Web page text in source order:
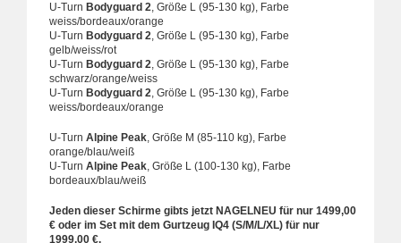
U-Turn Bodyguard 2 , Größe L (95-130 kg), Farbe
weiss/bordeaux/orange
U-Turn Bodyguard 2 , Größe L (95-130 kg), Farbe
gelb/weiss/rot
U-Turn Bodyguard 2 , Größe L (95-130 kg), Farbe
schwarz/orange/weiss
U-Turn Bodyguard 2 , Größe L (95-130 kg), Farbe
weiss/bordeaux/orange
U-Turn Alpine Peak , Größe M (85-110 kg), Farbe
orange/blau/weiß
U-Turn Alpine Peak , Größe L (100-130 kg), Farbe
bordeaux/blau/weiß
Jeden dieser Schirme gibts jetzt NAGELNEU für nur 1499,00
€ oder im Set mit dem Gurtzeug IQ4 (S/M/L/XL) für nur
1999,00 €.